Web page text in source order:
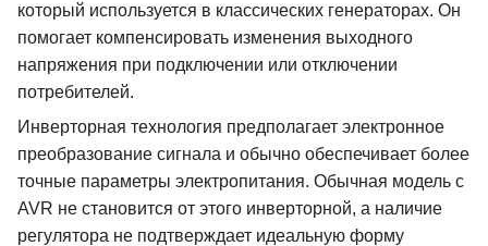
который используется в классических генераторах. Он
помогает компенсировать изменения выходного
напряжения при подключении или отключении
потребителей.
Инверторная технология предполагает электронное
преобразование сигнала и обычно обеспечивает более
точные параметры электропитания. Обычная модель с
AVR не становится от этого инверторной, а наличие
регулятора не подтверждает идеальную форму